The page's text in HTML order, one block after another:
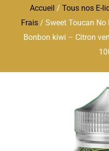
Accueil / Tous nos E-
Frais/ Sweet Toucan No
Bonbon kiwi – Citron